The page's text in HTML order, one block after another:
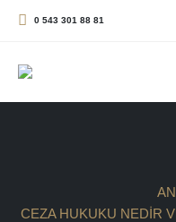
0 543 301 88 81
CEZA HUKUKU NEDIR